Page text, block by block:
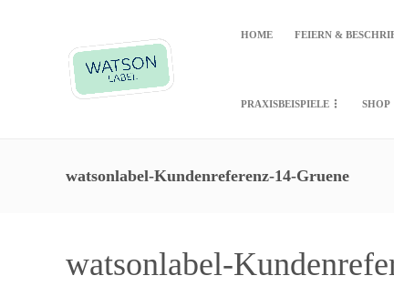
HOME FEIERN &
PRAXISBEISPIELE SHOP
watsonlabel-Kundenreferenz-14-Gruene
watsonlabel-